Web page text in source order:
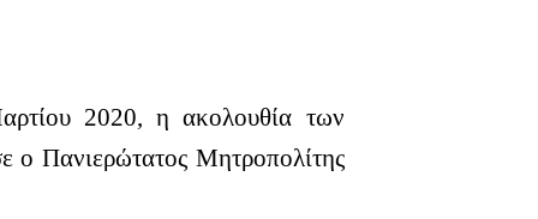
2020, η ακολουθία των
ο Πανιερώτατος Μητροπολίτης